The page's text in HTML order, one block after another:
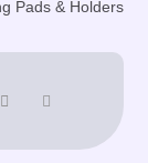
Pads & Holders